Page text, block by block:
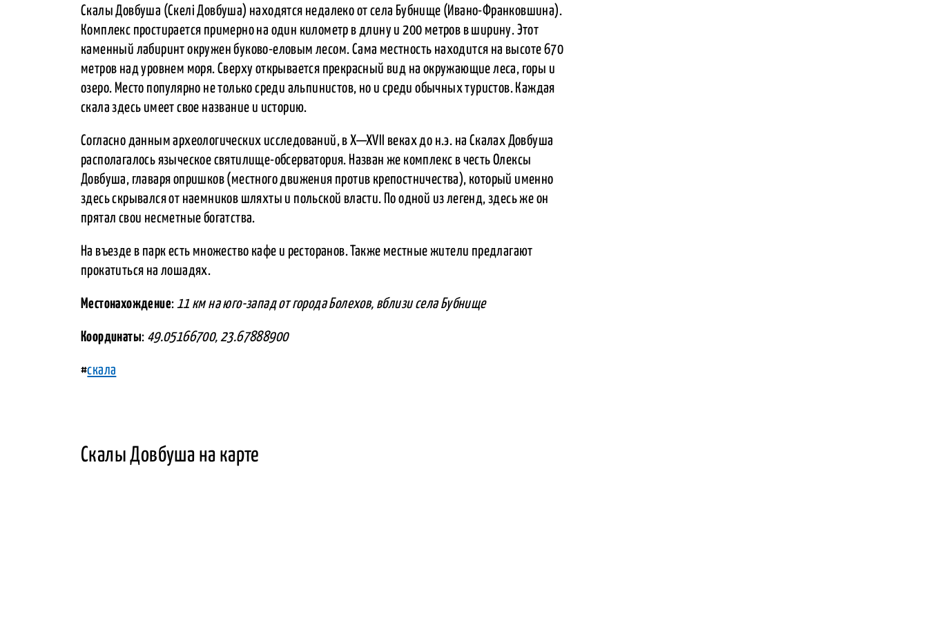
Скалы Довбуша (Скелі Довбуша) находятся недалеко от села Бубнище (Ивано-Франковшина).
Комплекс простирается примерно на один километр в длину и 200 метров в ширину. Этот
каменный лабиринт окружен буково-еловым лесом. Сама местность находится на высоте 670
метров над уровнем моря. Сверху открывается прекрасный вид на окружающие леса, горы и
озеро. Место популярно не только среди альпинистов, но и среди обычных туристов. Каждая
скала здесь имеет свое название и историю.
Согласно данным археологических исследований, в X—XVII веках до н.э. на Скалах Довбуша
располагалось языческое святилище-обсерватория. Назван же комплекс в честь Олексы
Довбуша, главаря опришков (местного движения против крепостничества), который именно
здесь скрывался от наемников шляхты и польской власти. По одной из легенд, здесь же он
прятал свои несметные богатства.
На въезде в парк есть множество кафе и ресторанов. Также местные жители предлагают
прокатиться на лошадях.
Местонахождение: 11 км на юго-запад от города Болехов, вблизи села Бубнище
Координаты: 49.05166700, 23.67888900
#скала
Скалы Довбуша на карте